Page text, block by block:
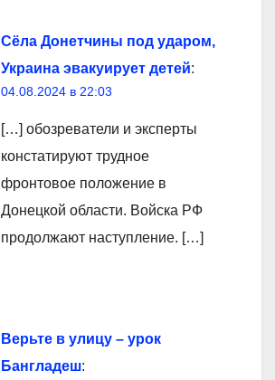
Сёла Донетчины под ударом,
Украина эвакуирует детей:
04.08.2024 в 22:03
[…] обозреватели и эксперты
констатируют трудное
фронтовое положение в
Донецкой области. Войска РФ
продолжают наступление. […]
Верьте в улицу – урок
Бангладеш: